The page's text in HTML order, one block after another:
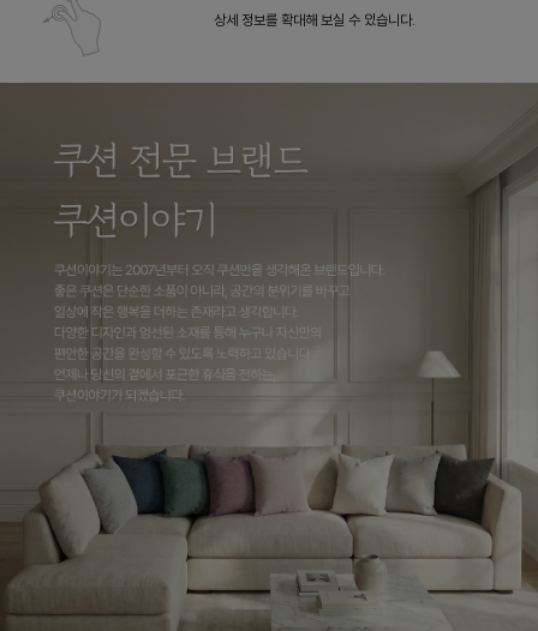
상세 정보를 확대해 보실 수 있습니다.